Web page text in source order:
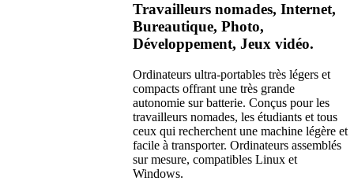
Travailleurs nomades, Internet,
Bureautique, Photo,
Développement, Jeux vidéo.
Ordinateurs ultra-portables très légers et
compacts offrant une très grande
autonomie sur batterie. Conçus pour les
travailleurs nomades, les étudiants et tous
ceux qui recherchent une machine légère et
facile à transporter. Ordinateurs assemblés
sur mesure, compatibles Linux et
Windows.